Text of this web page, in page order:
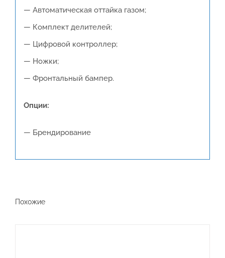
— Автоматическая оттайка газом;
— Комплект делителей;
— Цифровой контроллер;
— Ножки;
— Фронтальный бампер.
Опции:
— Брендирование
Похожие